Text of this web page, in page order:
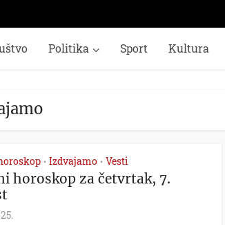
Politika Sport Kultura
• Izdvajamo • Vesti
horoskop za četvrtak, 7.